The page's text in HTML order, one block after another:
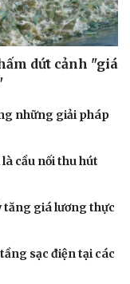
thời sự
cho bé
dứt cảnh "giá
những giải pháp
cầu nối thu hút
tăng giá lương thực
sạc điện tại các